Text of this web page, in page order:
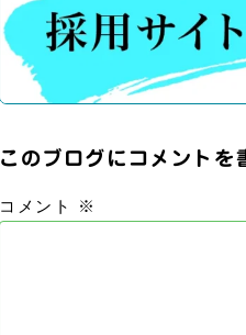
このブログにコメントを
コメント ※